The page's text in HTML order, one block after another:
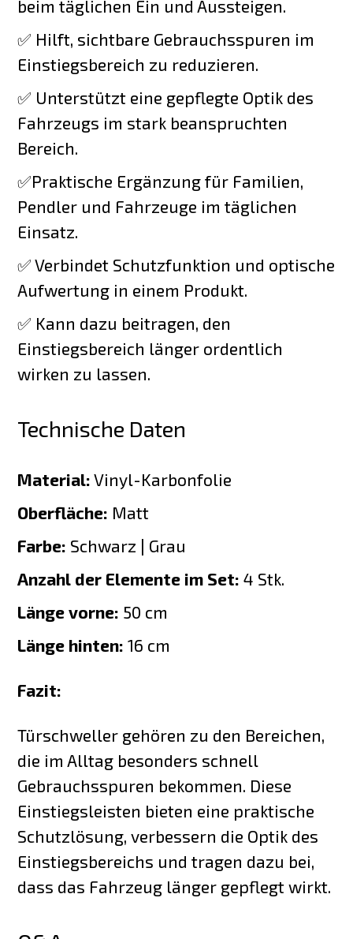
beim täglichen Ein und Aussteigen.
✅ Hilft, sichtbare Gebrauchsspuren im
Einstiegsbereich zu reduzieren.
✅ Unterstützt eine gepflegte Optik des
Fahrzeugs im stark beanspruchten
Bereich.
✅Praktische Ergänzung für Familien,
Pendler und Fahrzeuge im täglichen
Einsatz.
✅ Verbindet Schutzfunktion und optische
Aufwertung in einem Produkt.
✅ Kann dazu beitragen, den
Einstiegsbereich länger ordentlich
wirken zu lassen.
Technische Daten
Material: Vinyl-Karbonfolie
Oberfläche: Matt
Farbe: Schwarz | Grau
Anzahl der Elemente im Set: 4 Stk.
Länge vorne: 50 cm
Länge hinten: 16 cm
Fazit:
Türschweller gehören zu den Bereichen,
die im Alltag besonders schnell
Gebrauchsspuren bekommen. Diese
Einstiegsleisten bieten eine praktische
Schutzlösung, verbessern die Optik des
Einstiegsbereichs und tragen dazu bei,
dass das Fahrzeug länger gepflegt wirkt.